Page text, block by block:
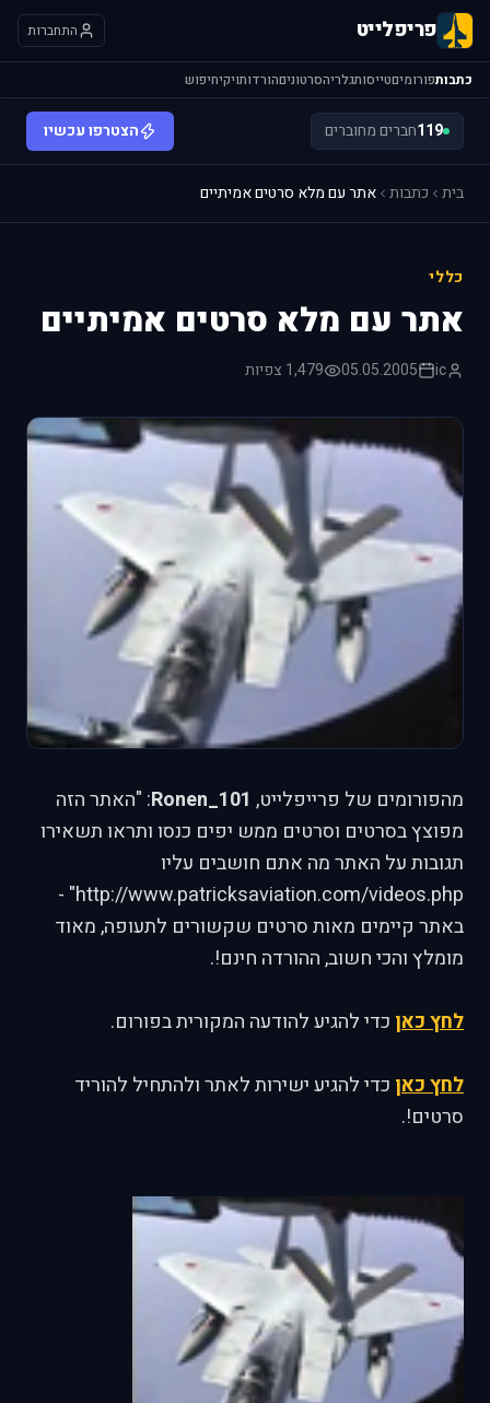
פריפלייט התחברות
כתבותפורומיםטייסותגלריהסרטוניםהורדותויקיחיפוש
119חברים מחוברים הצטרפו עכשיו
בית כתבות אתר עם מלא סרטים אמיתיים
כללי
אתר עם מלא סרטים אמיתיים
ic
05.05.2005 1,479 צפיות
מהפורומים של פרייפלייט, Ronen_101: "האתר הזה
מפוצץ בסרטים וסרטים ממש יפים כנסו ותראו תשאירו
תגובות על האתר מה אתם חושבים עליו
http://www.patricksaviation.com/videos.php" -
באתר קיימים מאות סרטים שקשורים לתעופה, מאוד
מומלץ והכי חשוב, ההורדה חינם!.
לחץ כאן כדי להגיע להודעה המקורית בפורום.
לחץ כאן כדי להגיע ישירות לאתר ולהתחיל להוריד
סרטים!.